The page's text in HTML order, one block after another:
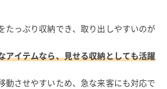
たっぷり収納でき、取り出しやすいのが
アイテムなら、見せる収納としても活躍
動させやすいため、急な来客にも対応で